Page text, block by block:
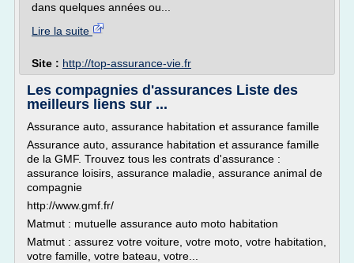
dans quelques années ou...
Lire la suite
Site : http://top-assurance-vie.fr
Les compagnies d'assurances Liste des
meilleurs liens sur ...
Assurance auto, assurance habitation et assurance famille
Assurance auto, assurance habitation et assurance famille
de la GMF. Trouvez tous les contrats d'assurance :
assurance loisirs, assurance maladie, assurance animal de
compagnie
http://www.gmf.fr/
Matmut : mutuelle assurance auto moto habitation
Matmut : assurez votre voiture, votre moto, votre habitation,
votre famille, votre bateau, votre...